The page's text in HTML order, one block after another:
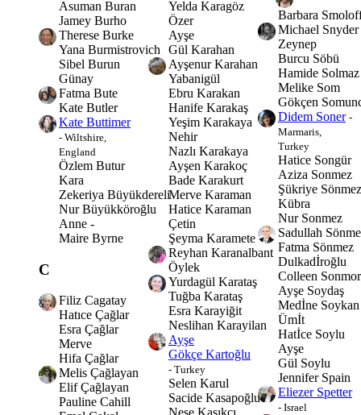
Asuman Buran
Jamey Burho
Therese Burke
Yana Burmistrovich
Sibel Burun
Günay
Fatma Bute
Kate Butler
Kate Buttimer
- Wiltshire,
England
Özlem Butur
Kara
Zekeriya Büyükdereli
Nur Büyükköroğlu
Anne -
Maire Byrne
C
Filiz Cagatay
Hatıce Çağlar
Esra Çağlar
Merve
Hifa Çağlar
Melis Çağlayan
Elif Çağlayan
Pauline Cahill
Yelda Karagöz
Özer
Ayşe
Gül Karahan
Ayşenur Karahan
Yabanigül
Ebru Karakan
Hanife Karakaş
Yeşim Karakaya
Nehir
Nazlı Karakaya
Ayşen Karakoç
Bade Karakurt
Merve Karaman
Hatice Karaman
Çetin
Şeyma Karamete
Reyhan Karanalbant
Öylek
Yurdagül Karataş
Tuğba Karataş
Esra Karayiğit
Neslihan Karayilan
Ayşe
Gökçe Kartoğlu
- Turkey
Selen Karul
Sacide Kasapoğlu
Neşe Kaşıkçı
Barbara
Michael Snyder
Zeynep
Burcu Söbü
Hamide Solmaz
Melike Som
Gökçen
Didem Soner -
Marmaris,
Turkey
Hatice Songür
Aziza Sonmez
Şükriye Sönmez
Kübra
Nur Sonmez
Sadullah
Fatma Sönmez
Dulkadİroğlu
Colleen Sonmor
Ayşe Soydaş
Medİne Soykan
Ümİt
Hatİce Soylu
Ayşe
Gül Soylu
Jennifer Spain
Eliezer Spetter
- Israel